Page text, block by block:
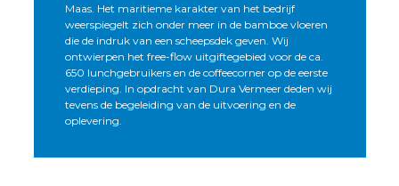
Maas. Het maritieme karakter van het bedrijf
weerspiegelt zich onder meer in de bamboe vloeren
die de indruk van een scheepsdek geven. Wij
ontwierpen het free-flow uitgiftegebied voor de ca.
650 lunchgebruikers en de coffeecorner op de eerste
verdieping. In opdracht van Dura Vermeer deden wij
tevens de begeleiding van de uitvoering en de
oplevering.